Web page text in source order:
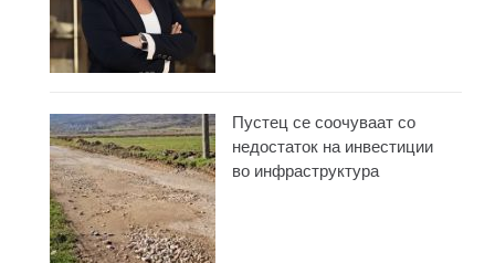
Пустец се соочуваат со
недостаток на инвестиции
во инфраструктура